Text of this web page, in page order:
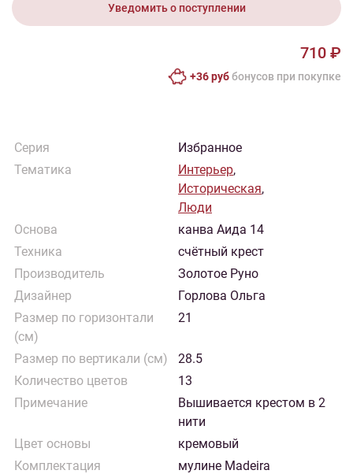
Уведомить о поступлении
710 ₽
+36 руббонусов при покупке
Серия
Избранное
Тематика
Интерьер,
Историческая,
Люди
Основа
канва Аида 14
Техника
счётный крест
Производитель
Золотое Руно
Дизайнер
Горлова Ольга
Размер по горизонтали
(см)
21
Размер по вертикали (см)
28.5
Количество цветов
13
Примечание
Вышивается крестом в 2
нити
Цвет основы
кремовый
Комплектация
мулине Madeira